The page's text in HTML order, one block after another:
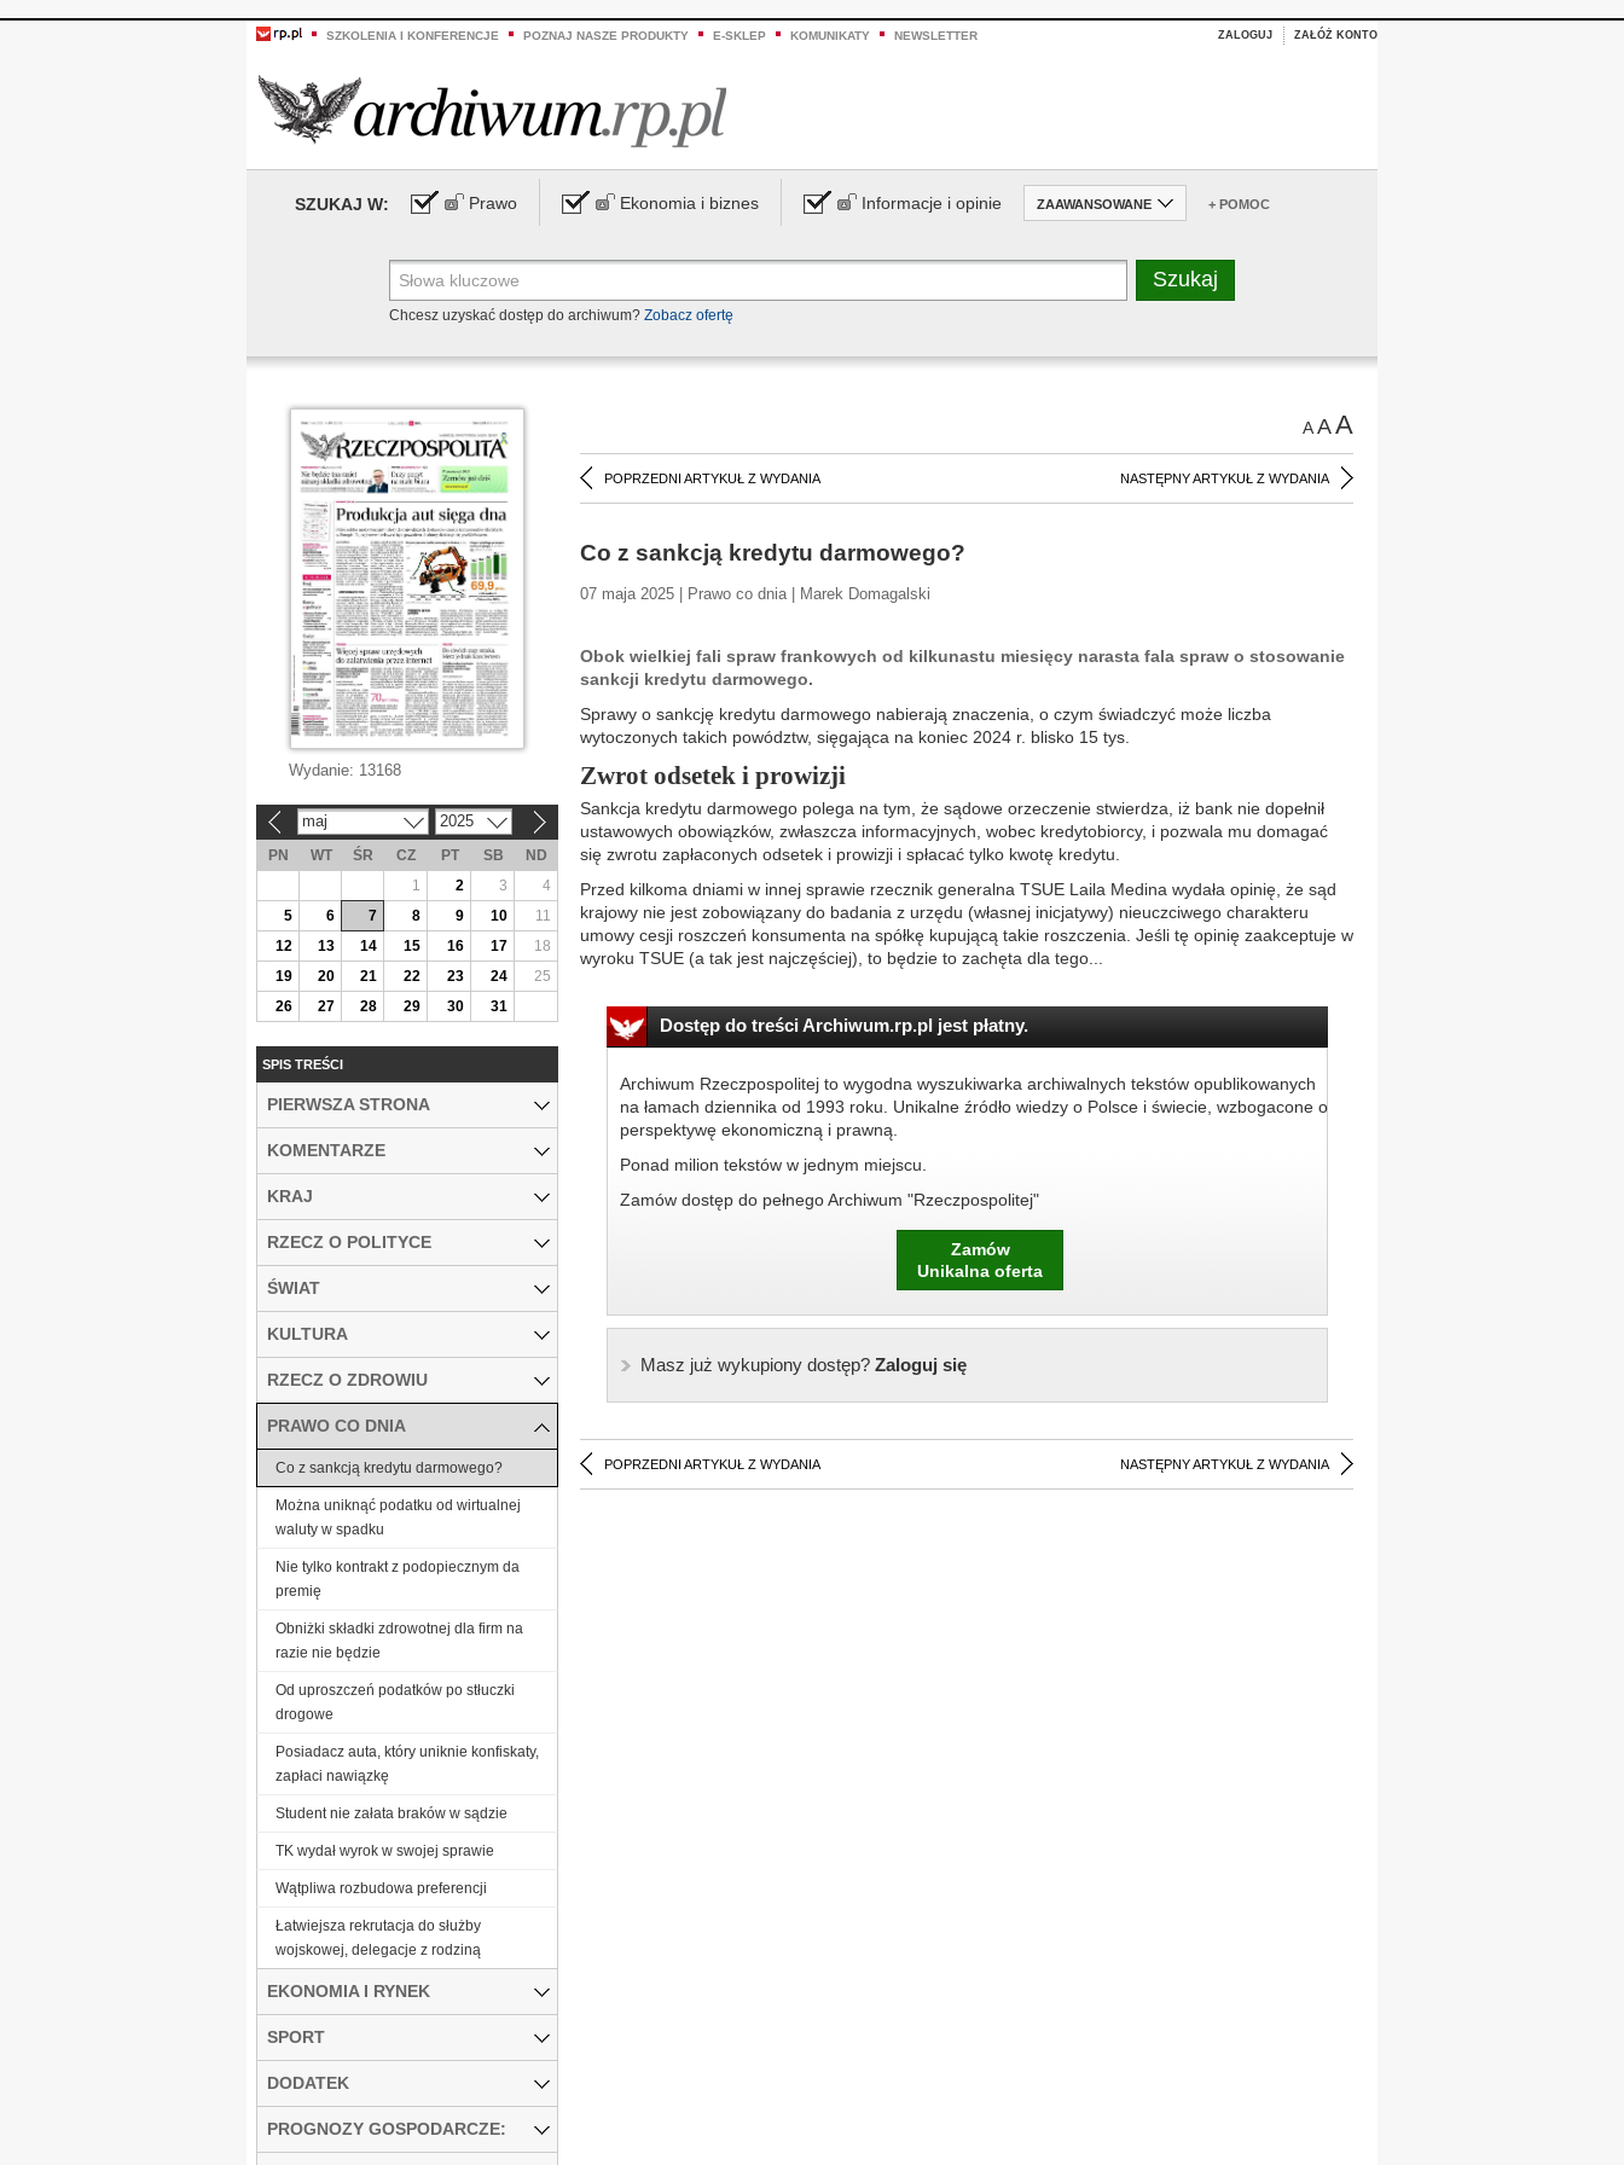
SZKOLENIA I KONFERENCJE POZNAJ NASZE PRODUKTY E-SKLEP KOMUNIKATY NEWSLETTER ZALOGUJ ZAŁÓŻ KONTO
SZUKAJ W: Prawo Ekonomia i biznes Informacje i opinie ZAAWANSOWANE + POMOC
Chcesz uzyskać dostęp do archiwum? Zobacz ofertę
AAA
POPRZEDNI ARTYKUŁ Z WYDANIA NASTĘPNY ARTYKUŁ Z WYDANIA
Co z sankcją kredytu darmowego?
07 maja 2025 | Prawo co dnia | Marek Domagalski
Obok wielkiej fali spraw frankowych od kilkunastu miesięcy narasta fala spraw o stosowanie
sankcji kredytu darmowego.
Sprawy o sankcję kredytu darmowego nabierają znaczenia, o czym świadczyć może liczba
wytoczonych takich powództw, sięgająca na koniec 2024 r. blisko 15 tys.
Zwrot odsetek i prowizji
Sankcja kredytu darmowego polega na tym, że sądowe orzeczenie stwierdza, iż bank nie dopełnił
ustawowych obowiązków, zwłaszcza informacyjnych, wobec kredytobiorcy, i pozwala mu domagać
się zwrotu zapłaconych odsetek i prowizji i spłacać tylko kwotę kredytu.
Przed kilkoma dniami w innej sprawie rzecznik generalna TSUE Laila Medina wydała opinię, że sąd
krajowy nie jest zobowiązany do badania z urzędu (własnej inicjatywy) nieuczciwego charakteru
umowy cesji roszczeń konsumenta na spółkę kupującą takie roszczenia. Jeśli tę opinię zaakceptuje w
wyroku TSUE (a tak jest najczęściej), to będzie to zachęta dla tego...
Dostęp do treści Archiwum.rp.pl jest płatny.
Archiwum Rzeczpospolitej to wygodna wyszukiwarka archiwalnych tekstów opublikowanych
na łamach dziennika od 1993 roku. Unikalne źródło wiedzy o Polsce i świecie, wzbogacone o
perspektywę ekonomiczną i prawną.
Ponad milion tekstów w jednym miejscu.
Zamów dostęp do pełnego Archiwum "Rzeczpospolitej"
Zamów
Unikalna oferta
Masz już wykupiony dostęp?Zaloguj się
POPRZEDNI ARTYKUŁ Z WYDANIA NASTĘPNY ARTYKUŁ Z WYDANIA
Wydanie: 13168
maj 2025
PN WT ŚR CZ PT SB
ND
1
2 3
4
5
6 7 8 9 10
11
12
13 14 15 16 17
18
19
20 21 22 23 24
25
26
27 28 29 30 31
SPIS TREŚCI
PIERWSZA STRONA
KOMENTARZE
KRAJ
RZECZ O POLITYCE
ŚWIAT
KULTURA
RZECZ O ZDROWIU
PRAWO CO DNIA
Co z sankcją kredytu darmowego?
Można uniknąć podatku od wirtualnej
waluty w spadku
Nie tylko kontrakt z podopiecznym da
premię
Obniżki składki zdrowotnej dla firm na
razie nie będzie
Od uproszczeń podatków po stłuczki
drogowe
Posiadacz auta, który uniknie konfiskaty,
zapłaci nawiązkę
Student nie załata braków w sądzie
TK wydał wyrok w swojej sprawie
Wątpliwa rozbudowa preferencji
Łatwiejsza rekrutacja do służby
wojskowej, delegacje z rodziną
EKONOMIA I RYNEK
SPORT
DODATEK
PROGNOZY GOSPODARCZE: